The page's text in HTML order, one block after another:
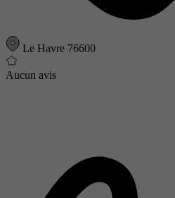
Le Havre 76600
Aucun avis